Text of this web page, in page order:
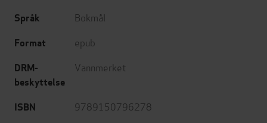
Språk Bokmål
Format epub
DRM-
beskyttelse
Vannmerket
ISBN 9789150796278